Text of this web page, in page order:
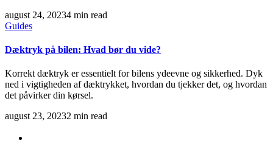
august 24, 20234 min read
Guides
Dæktryk på bilen: Hvad bør du vide?
Korrekt dæktryk er essentielt for bilens ydeevne og sikkerhed. Dyk
ned i vigtigheden af dæktrykket, hvordan du tjekker det, og hvordan
det påvirker din kørsel.
august 23, 20232 min read